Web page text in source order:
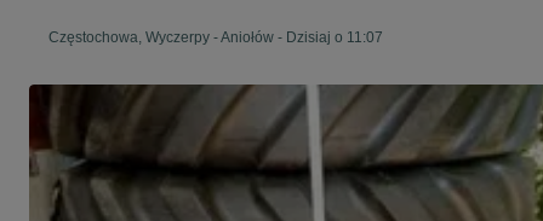
Częstochowa, Wyczerpy - Aniołów - Dzisiaj o 11:07